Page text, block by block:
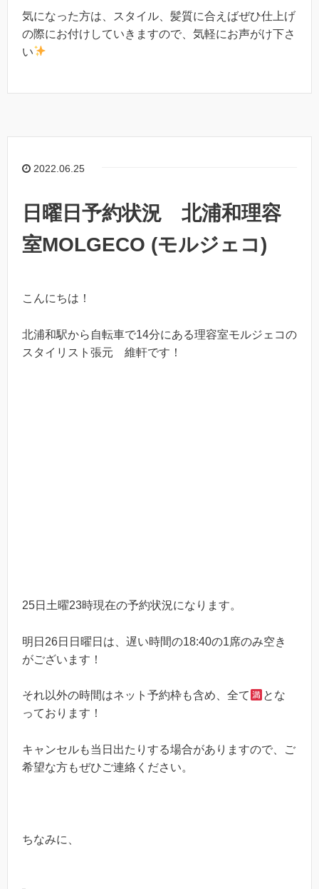
気になった方は、スタイル、髪質に合えばぜひ仕上げ
の際にお付けしていきますので、気軽にお声がけ下さ
い
2022.06.25
日曜日予約状況 北浦和理容
室MOLGECO (モルジェコ)
こんにちは！
北浦和駅から自転車で14分にある理容室モルジェコの
スタイリスト張元 維軒です！
25日土曜23時現在の予約状況になります。
明日26日日曜日は、遅い時間の18:40の1席のみ空き
がございます！
それ以外の時間はネット予約枠も含め、全て
とな
っております！
キャンセルも当日出たりする場合がありますので、ご
希望な方もぜひご連絡ください。
ちなみに、